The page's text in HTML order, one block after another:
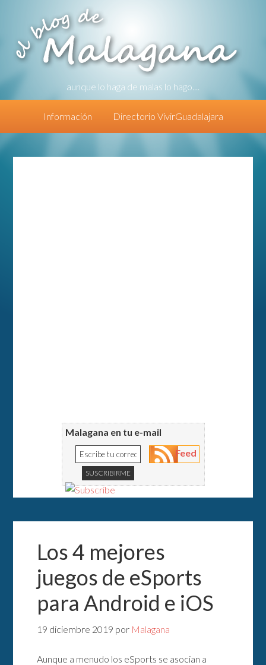
aunque lo haga de malas lo hago....
Información Directorio VivirGuadalajara
Malagana en tu e-mail
Feed
Los 4 mejores
juegos de eSports
para Android e iOS
19 diciembre 2019 por Malagana
Aunque a menudo los eSports se asocian a